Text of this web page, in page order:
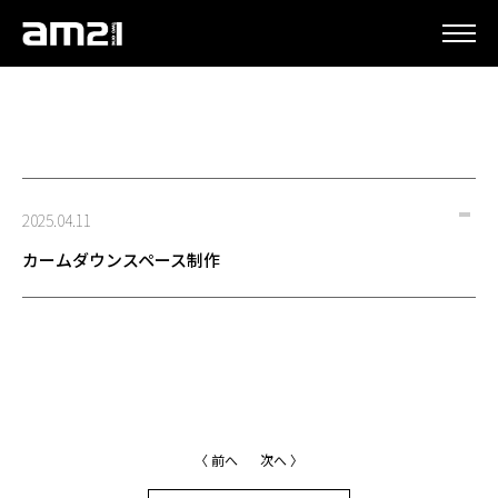
2025.04.11
カームダウンスペース制作
〈 前へ 次へ 〉